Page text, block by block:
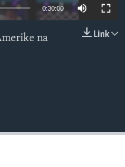
0:30:00
Link
na